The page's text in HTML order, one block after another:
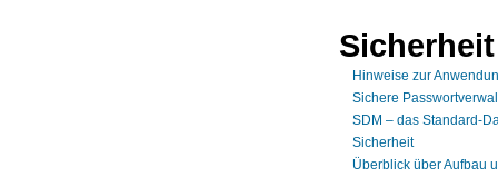
Sicherheit
Hinweise zur
Sichere
SDM – das Standard-
Sicherheit
Überblick über Aufbau